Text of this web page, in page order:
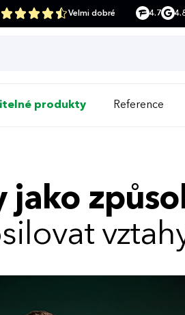
Velmi dobré 4.7
produkty Reference
jako